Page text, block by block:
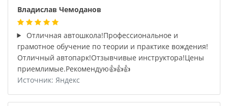
Владислав Чемоданов
Отличная автошкола!Профессиональное и
грамотное обучение по теории и практике вождения!
Отличный автопарк!Отзывчивые инструктора!Цены
приемлимые.Рекомендую👍👍👍
Источник: Яндекс